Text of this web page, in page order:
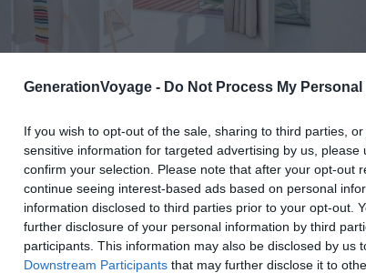
GenerationVoyage - Do Not Process My
If you wish to opt-out of the sale, sharing to third parties,
sensitive information for targeted advertising by us,
confirm your selection. Please note that after your opt-out
continue seeing interest-based ads based on personal
information disclosed to third parties prior to your opt-out.
further disclosure of your personal information by third
participants. This information may also be disclosed by us
Downstream Participants that may further disclose it to
: la vue sur la mer